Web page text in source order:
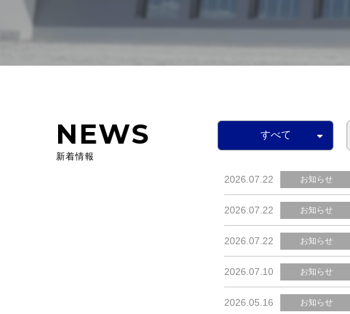
NEWS
新着情報
すべて
2026.07.22 お知らせ
2026.07.22 お知らせ
2026.07.22 お知らせ
2026.07.10 お知らせ
2026.05.16 お知らせ